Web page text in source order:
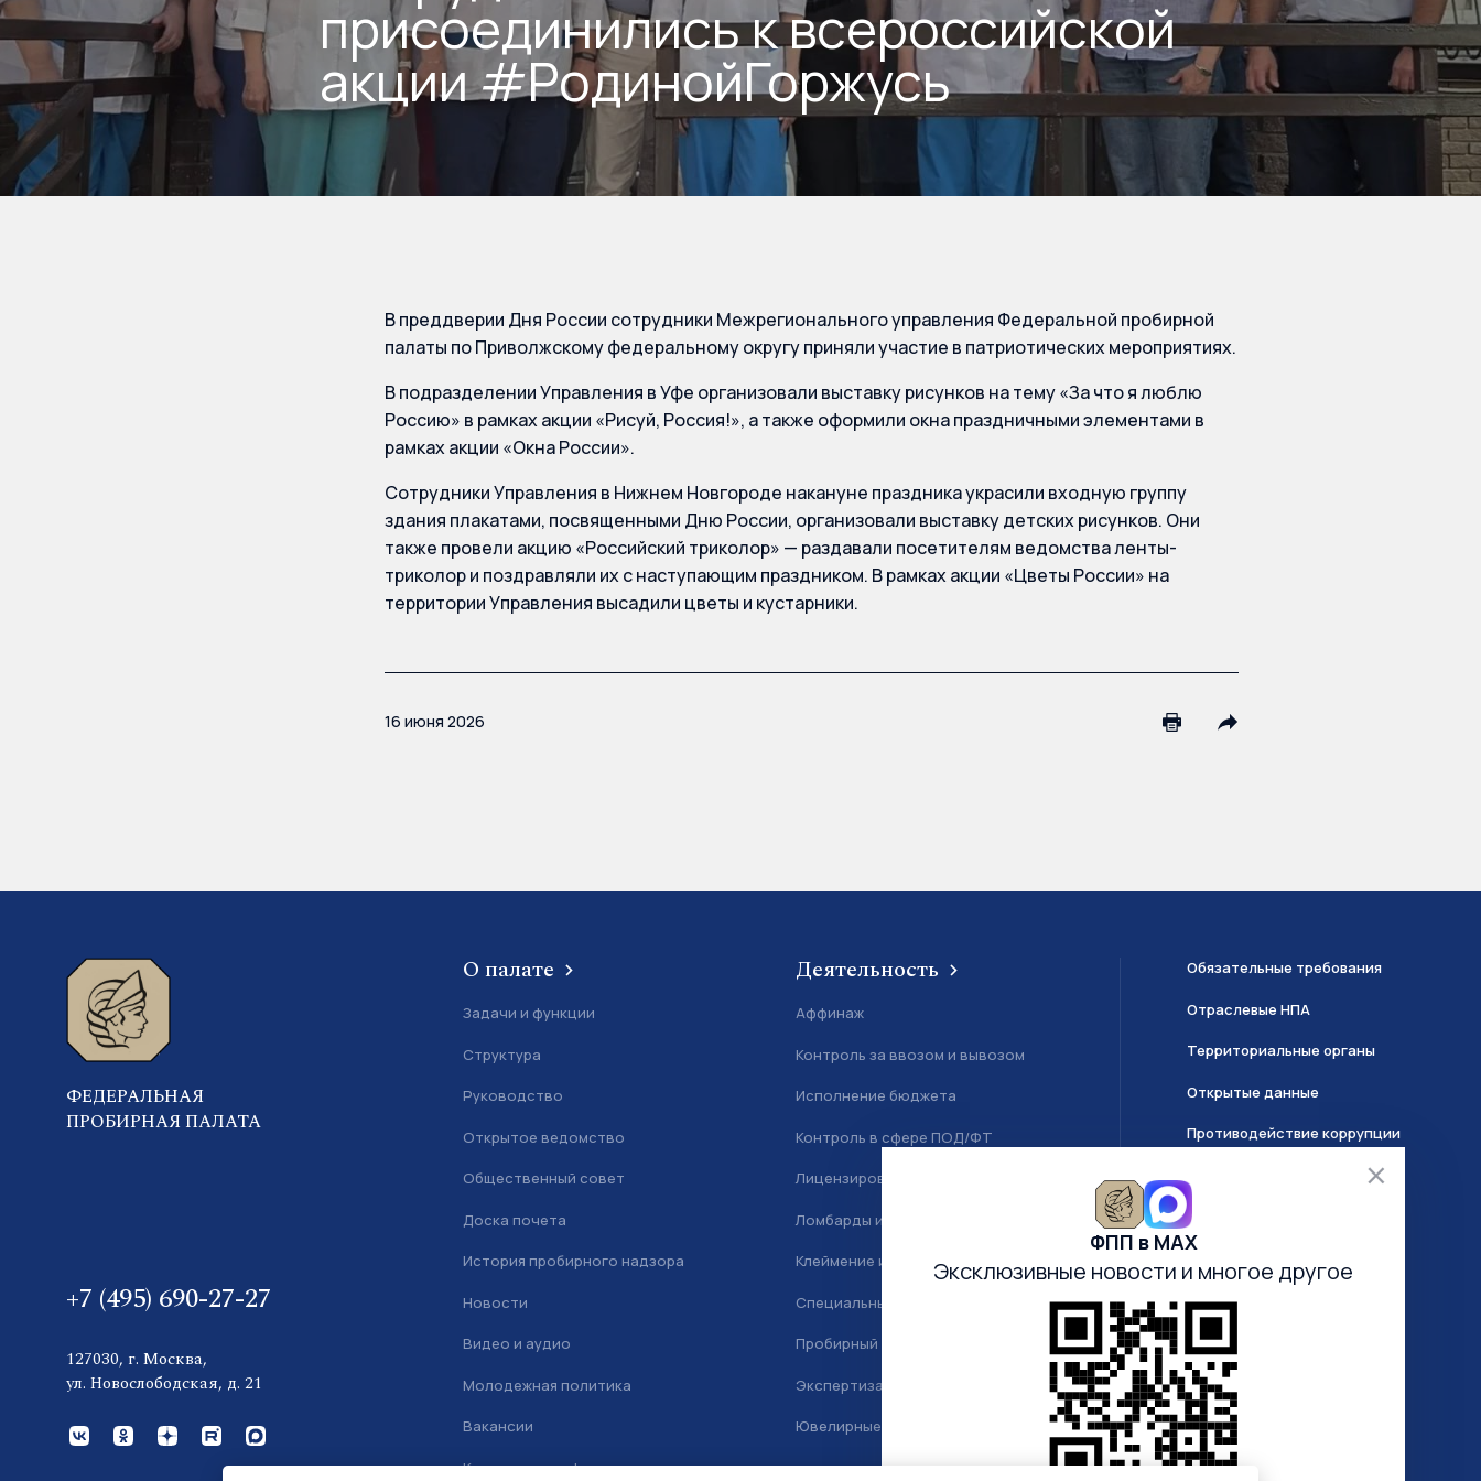
присоединились к всероссийской
акции #РодинойГоржусь
В преддверии Дня России сотрудники Межрегионального управления Федеральной пробирной
палаты по Приволжскому федеральному округу приняли участие в патриотических мероприятиях.
В подразделении Управления в Уфе организовали выставку рисунков на тему «За что я люблю
Россию» в рамках акции «Рисуй, Россия!», а также оформили окна праздничными элементами в
рамках акции «Окна России».
Сотрудники Управления в Нижнем Новгороде накануне праздника украсили входную группу
здания плакатами, посвященными Дню России, организовали выставку детских рисунков. Они
также провели акцию «Российский триколор» — раздавали посетителям ведомства ленты-
триколор и поздравляли их с наступающим праздником. В рамках акции «Цветы России» на
территории Управления высадили цветы и кустарники.
16 июня 2026
ФЕДЕРАЛЬНАЯ
ПРОБИРНАЯ ПАЛАТА
+7 (495) 690-27-27
127030, г. Москва,
ул. Новослободская, д. 21
О палате
Задачи и функции
Структура
Руководство
Открытое ведомство
Общественный совет
Доска почета
История пробирного надзора
Новости
Видео и аудио
Молодежная политика
Вакансии
Контактная информация
Деятельность
Аффинаж
Контроль за ввозом и вывозом
Исполнение бюджета
Контроль в сфере ПОД/ФТ
Лицензирование
Ломбарды и скупка
Клеймение и маркировка
Специальный учет
Пробирный надзор
Экспертиза
Ювелирные камни
Обязательные требования
Отраслевые НПА
Территориальные органы
Открытые данные
Противодействие коррупции
О системе ГИИС ДМДК
Анкетирование
Электронная очередь
ФПП в МАХ
Эксклюзивные новости и многое другое